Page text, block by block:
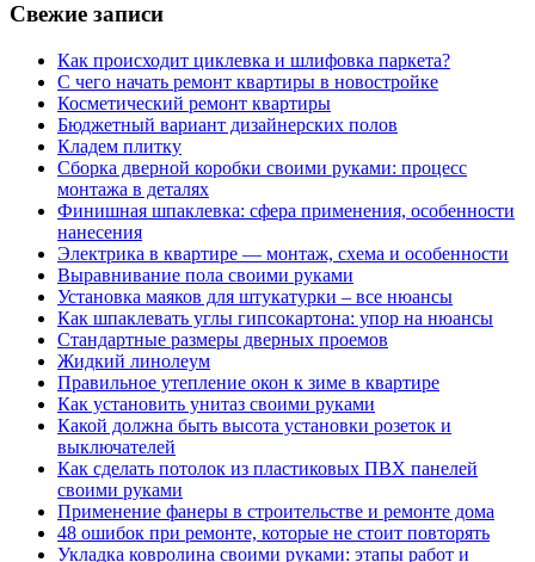
Свежие записи
Как происходит циклевка и шлифовка паркета?
С чего начать ремонт квартиры в новостройке
Косметический ремонт квартиры
Бюджетный вариант дизайнерских полов
Кладем плитку
Сборка дверной коробки своими руками: процесс
монтажа в деталях
Финишная шпаклевка: сфера применения, особенности
нанесения
Электрика в квартире — монтаж, схема и особенности
Выравнивание пола своими руками
Установка маяков для штукатурки – все нюансы
Как шпаклевать углы гипсокартона: упор на нюансы
Стандартные размеры дверных проемов
Жидкий линолеум
Правильное утепление окон к зиме в квартире
Как установить унитаз своими руками
Какой должна быть высота установки розеток и
выключателей
Как сделать потолок из пластиковых ПВХ панелей
своими руками
Применение фанеры в строительстве и ремонте дома
48 ошибок при ремонте, которые не стоит повторять
Укладка ковролина своими руками: этапы работ и